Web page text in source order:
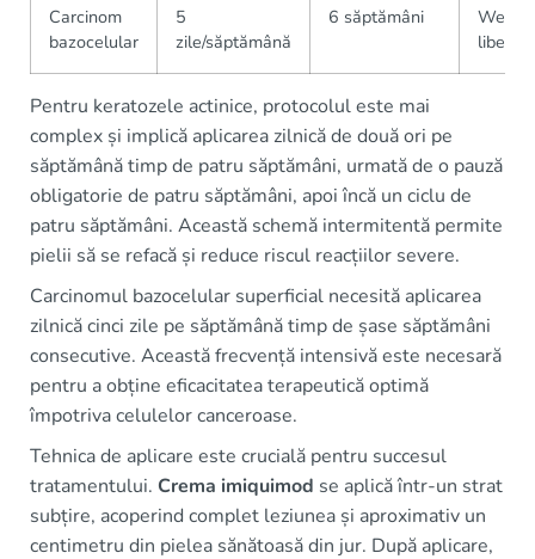
Carcinom
bazocelular
5
zile/săptămână
6 săptămâni
liber
Pentru keratozele actinice, protocolul este mai
complex și implică aplicarea zilnică de două ori pe
săptămână timp de patru săptămâni, urmată de o pauză
obligatorie de patru săptămâni, apoi încă un ciclu de
patru săptămâni. Această schemă intermitentă permite
pielii să se refacă și reduce riscul reacțiilor severe.
Carcinomul bazocelular superficial necesită aplicarea
zilnică cinci zile pe săptămână timp de șase săptămâni
consecutive. Această frecvență intensivă este necesară
pentru a obține eficacitatea terapeutică optimă
împotriva celulelor canceroase.
Tehnica de aplicare este crucială pentru succesul
tratamentului. Crema imiquimod se aplică într-un strat
subțire, acoperind complet leziunea și aproximativ un
centimetru din pielea sănătoasă din jur. După aplicare,